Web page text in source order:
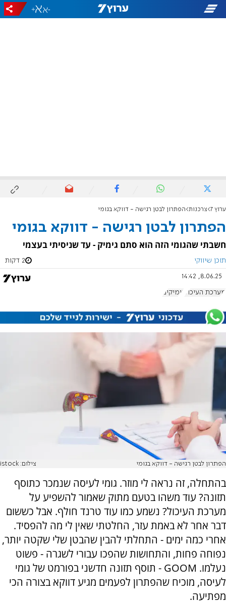
-
+
ערוץ 7 צרכנות הפתרון לבטן רגישה - דווקא בגומי
הפתרון לבטן רגישה - דווקא בגומי
חשבתי שהגומי הזה הוא סתם גימיק - עד שניסיתי בעצמי
תוכן שיווקי 2 דקות
8.06.25, 14:42
מערכת העיכול גימיקים
הפתרון לבטן רגישה - דווקא בגומי צילום: istock
בהתחלה, זה נראה לי מוזר. גומי לעיסה שנמכר כתוסף
תזונה? עוד משהו בטעם מתוק שאמור להשפיע על
מערכת העיכול? נשמע כמו עוד טרנד חולף. אבל כששום
דבר אחר לא באמת עזר, החלטתי שאין לי מה להפסיד.
אחרי כמה ימים - התחלתי להבין שהבטן שלי שקטה יותר,
נפוחה פחות, והתחושות שהפכו עבורי לשגרה - פשוט
נעלמו.
GOOM - תוסף תזונה חדשני בפורמט של גומי
לעיסה, מוכיח שהפתרון לפעמים מגיע דווקא בצורה הכי
מפתיעה.